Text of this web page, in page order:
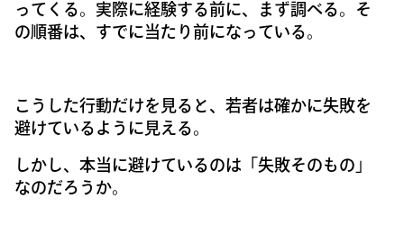
ってくる。実際に経験する前に、まず調べる。そ
の順番は、すでに当たり前になっている。
こうした行動だけを見ると、若者は確かに失敗を
避けているように見える。
しかし、本当に避けているのは「失敗そのもの」
なのだろうか。